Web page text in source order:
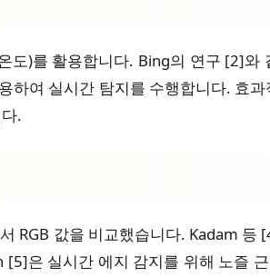
)를 활용합니다. Bing의 연구 [2]와
하여 실시간 탐지를 수행합니다. 효
.
RGB 값을 비교했습니다. Kadam 등
은 실시간 에지 감지를 위해 노즐